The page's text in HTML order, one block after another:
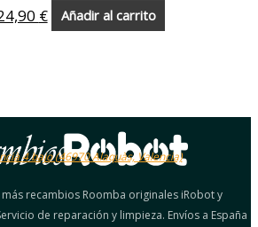
€ Añadir al carrito
4 bajo (46970 Alaquàs, Valencia)
recambios Roomba originales iRobot y
de reparación y limpieza. Envíos a España